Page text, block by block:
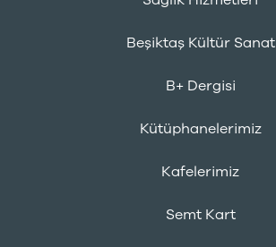
Beşiktaş Kültür Sanat
B+ Dergisi
Kütüphanelerimiz
Kafelerimiz
Semt Kart